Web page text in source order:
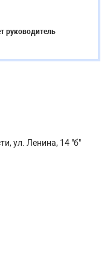
руководитель
ул. Ленина, 14 "б"